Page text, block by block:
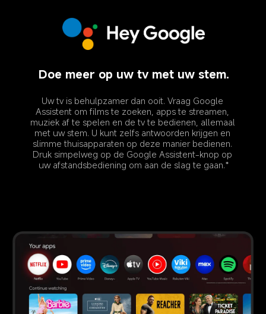
Doe meer op uw tv met uw stem.
Uw tv is behulpzamer dan ooit. Vraag Google
Assistent om films te zoeken, apps te streamen,
muziek af te spelen en de tv te bedienen, allemaal
met uw stem. U kunt zelfs antwoorden krijgen en
slimme thuisapparaten op deze manier bedienen.
Druk simpelweg op de Google Assistent-knop op
uw afstandsbediening om aan de slag te gaan.*